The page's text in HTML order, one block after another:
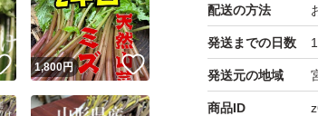
理に興味がある
商品内容：
配送の方法
発送までの日数
発送元の地域
商品ID
いいね！
1,800円 いいね！